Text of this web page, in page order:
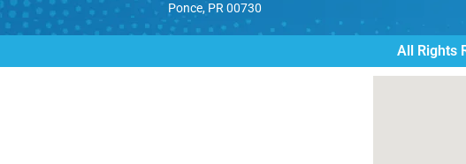
Ponce, PR 00730
All Rights